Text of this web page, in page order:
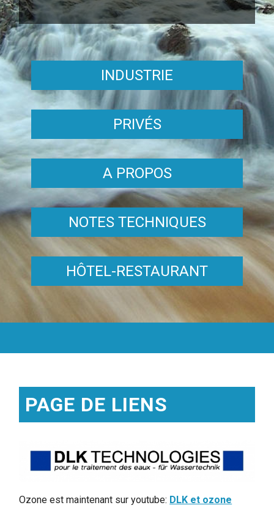
INDUSTRIE
PRIVÉS
A PROPOS
NOTES TECHNIQUES
HÔTEL-RESTAURANT
PAGE DE LIENS
Ozone est maintenant sur youtube: DLK et ozone